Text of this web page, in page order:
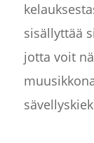
sisällyttää
jotta voit